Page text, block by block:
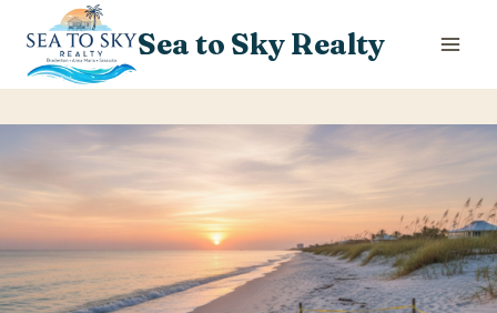
content
Sea to Sky Realty